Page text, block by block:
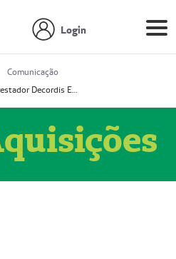
Login
Comunicação
Prestador Decordis Exames Cardiológicos LTDA (51004347-4)